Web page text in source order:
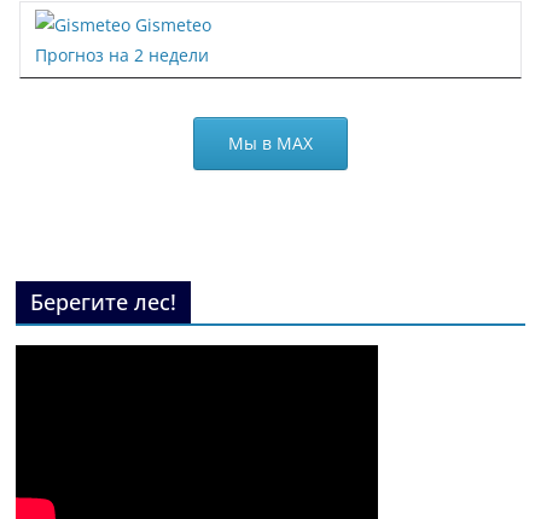
Gismeteo
Прогноз на 2 недели
Мы в МАХ
Берегите лес!